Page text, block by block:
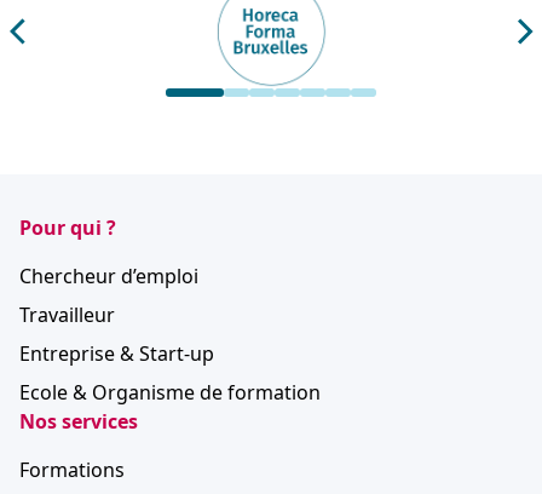
Pour qui ?
Chercheur d’emploi
Travailleur
Entreprise & Start-up
Ecole & Organisme de formation
Nos services
Formations